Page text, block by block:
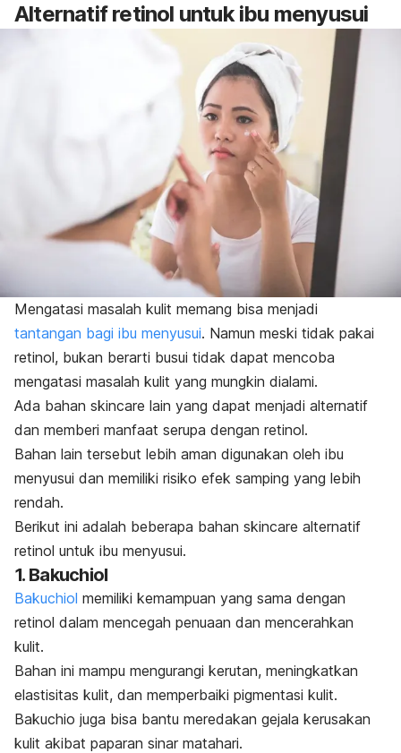
Alternatif retinol untuk ibu menyusui
Mengatasi masalah kulit memang bisa menjadi
tantangan bagi ibu menyusui. Namun meski tidak pakai
retinol, bukan berarti busui tidak dapat mencoba
mengatasi masalah kulit yang mungkin dialami.
Ada bahan skincare lain yang dapat menjadi alternatif
dan memberi manfaat serupa dengan retinol.
Bahan lain tersebut lebih aman digunakan oleh ibu
menyusui dan memiliki risiko efek samping yang lebih
rendah.
Berikut ini adalah beberapa bahan skincare alternatif
retinol untuk ibu menyusui.
1. Bakuchiol
Bakuchiol memiliki kemampuan yang sama dengan
retinol dalam mencegah penuaan dan mencerahkan
kulit.
Bahan ini mampu mengurangi kerutan, meningkatkan
elastisitas kulit, dan memperbaiki pigmentasi kulit.
Bakuchio juga bisa bantu meredakan gejala kerusakan
kulit akibat paparan sinar matahari.